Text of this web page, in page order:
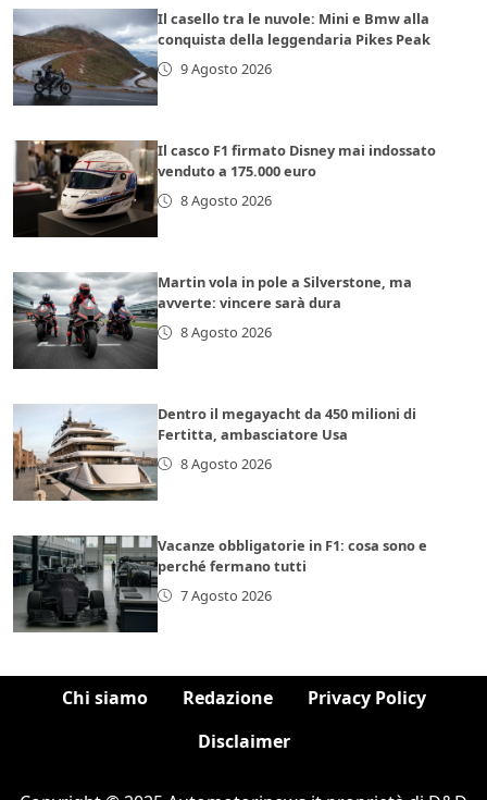
Il casello tra le nuvole: Mini e Bmw alla
conquista della leggendaria Pikes Peak
9 Agosto 2026
Il casco F1 firmato Disney mai indossato
venduto a 175.000 euro
8 Agosto 2026
Martin vola in pole a Silverstone, ma
avverte: vincere sarà dura
8 Agosto 2026
Dentro il megayacht da 450 milioni di
Fertitta, ambasciatore Usa
8 Agosto 2026
Vacanze obbligatorie in F1: cosa sono e
perché fermano tutti
7 Agosto 2026
Chi siamo Redazione
Privacy Policy
Disclaimer